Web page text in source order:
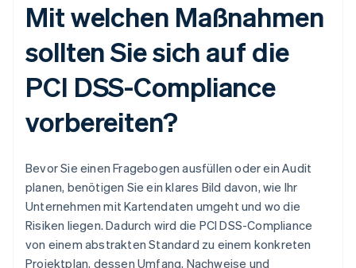
Mit welchen Maßnahmen
sollten Sie sich auf die
PCI DSS-Compliance
vorbereiten?
Bevor Sie einen Fragebogen ausfüllen oder ein Audit
planen, benötigen Sie ein klares Bild davon, wie Ihr
Unternehmen mit Kartendaten umgeht und wo die
Risiken liegen. Dadurch wird die PCI DSS-Compliance
von einem abstrakten Standard zu einem konkreten
Projektplan, dessen Umfang, Nachweise und